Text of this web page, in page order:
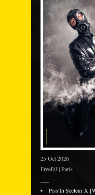
25 Oct 2026
FreeDJ | Paris
Piss'In Secteur X